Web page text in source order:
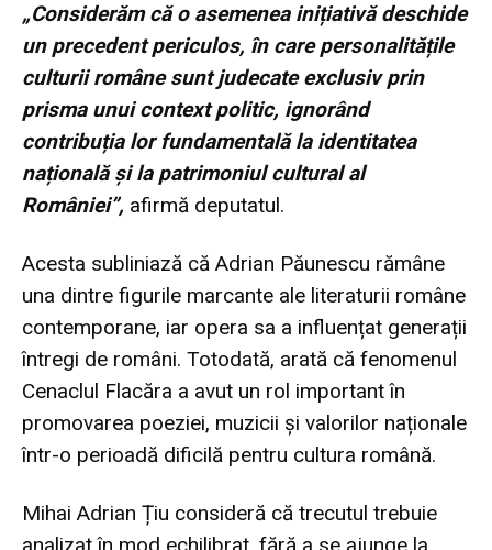
„Considerăm că o asemenea inițiativă deschide
un precedent periculos, în care personalitățile
culturii române sunt judecate exclusiv prin
prisma unui context politic, ignorând
contribuția lor fundamentală la identitatea
națională și la patrimoniul cultural al
României”, afirmă deputatul.
Acesta subliniază că Adrian Păunescu rămâne
una dintre figurile marcante ale literaturii române
contemporane, iar opera sa a influențat generații
întregi de români. Totodată, arată că fenomenul
Cenaclul Flacăra a avut un rol important în
promovarea poeziei, muzicii și valorilor naționale
într-o perioadă dificilă pentru cultura română.
Mihai Adrian Țiu consideră că trecutul trebuie